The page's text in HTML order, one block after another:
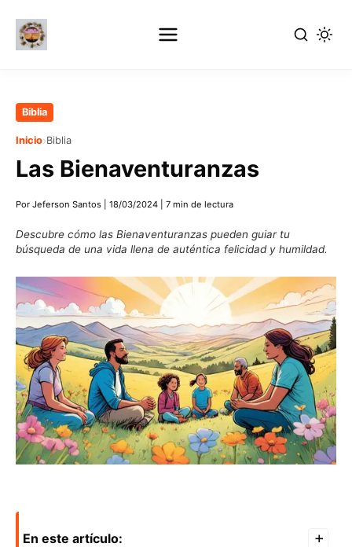
principal
Biblia
Inicio›Biblia
Las Bienaventuranzas
Por Jeferson Santos 18/03/2024 7 min de lectura
Descubre cómo las Bienaventuranzas pueden guiar tu
búsqueda de una vida llena de auténtica felicidad y humildad.
En este artículo: +